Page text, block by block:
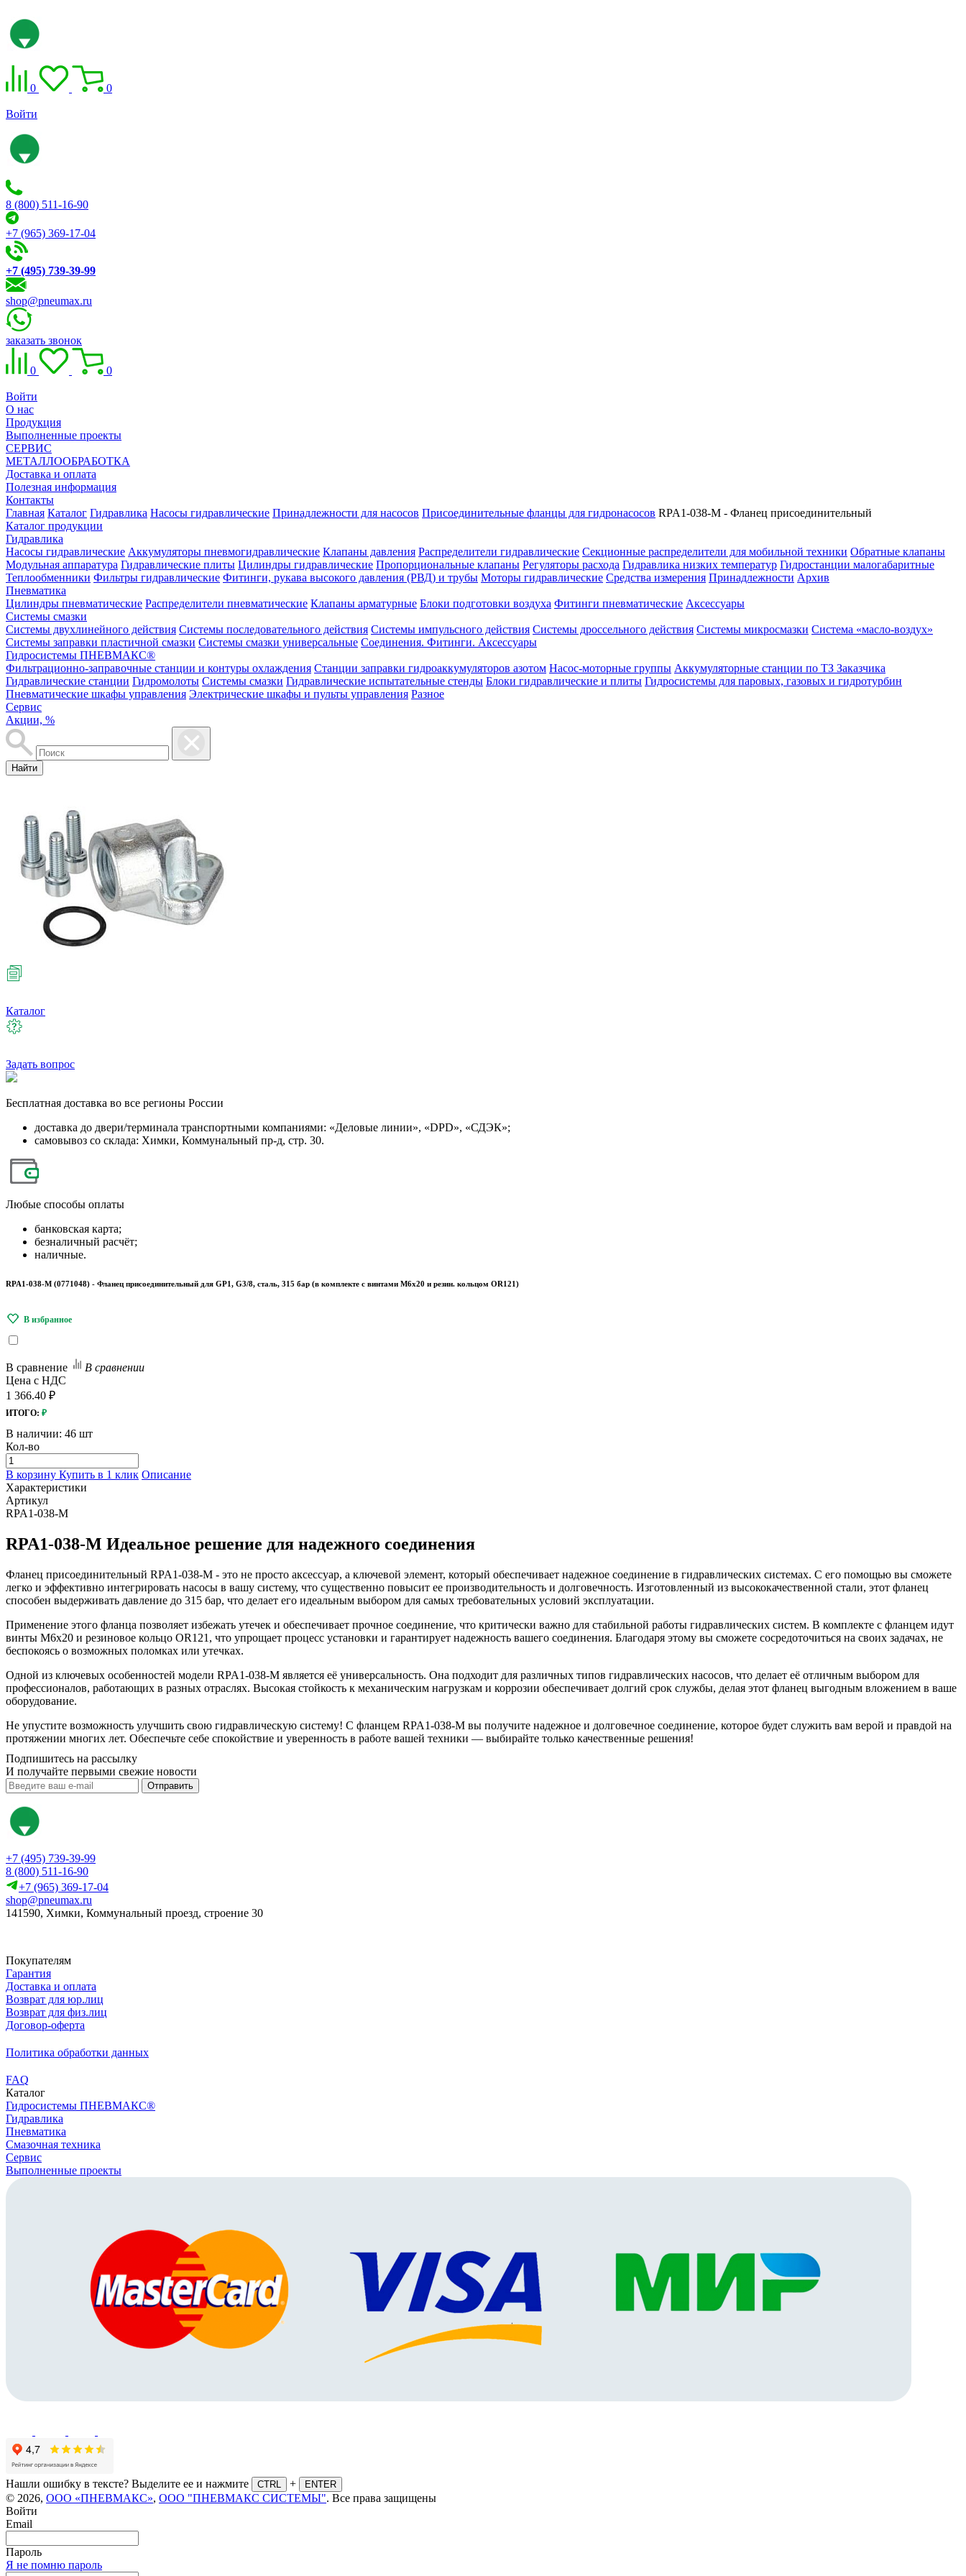
0 0
Войти
8 (800) 511-16-90
+7 (965) 369-17-04
+7 (495) 739-39-99
shop@pneumax.ru
заказать звонок
0 0
Войти
О нас
Продукция
Выполненные проекты
СЕРВИС
МЕТАЛЛООБРАБОТКА
Доставка и оплата
Полезная информация
Контакты
Главная Каталог Гидравлика Насосы гидравлические Принадлежности для насосов Присоединительные фланцы для гидронасосов RPA1-038-M - Фланец присоединительный
Каталог продукции
Гидравлика
Насосы гидравлические Аккумуляторы пневмогидравлические Клапаны давления Распределители гидравлические Секционные распределители для мобильной техники Обратные клапаны
Модульная аппаратура Гидравлические плиты Цилиндры гидравлические Пропорциональные клапаны Регуляторы расхода Гидравлика низких температур Гидростанции малогабаритные
Теплообменники Фильтры гидравлические Фитинги, рукава высокого давления (РВД) и трубы Моторы гидравлические Средства измерения Принадлежности Архив
Пневматика
Цилиндры пневматические Распределители пневматические Клапаны арматурные Блоки подготовки воздуха Фитинги пневматические Аксессуары
Системы смазки
Системы двухлинейного действия Системы последовательного действия Системы импульсного действия Системы дроссельного действия Системы микросмазки Система «масло-воздух»
Системы заправки пластичной смазки Системы смазки универсальные Соединения. Фитинги. Аксессуары
Гидросистемы ПНЕВМАКС®
Фильтрационно-заправочные станции и контуры охлаждения Станции заправки гидроаккумуляторов азотом Насос-моторные группы Аккумуляторные станции по ТЗ Заказчика
Гидравлические станции Гидромолоты Системы смазки Гидравлические испытательные стенды Блоки гидравлические и плиты Гидросистемы для паровых, газовых и гидротурбин
Пневматические шкафы управления Электрические шкафы и пульты управления Разное
Сервис
Акции, %
Найти
Каталог
Задать вопрос
Бесплатная доставка во все регионы России
доставка до двери/терминала транспортными компаниями: «Деловые линии», «DPD», «СДЭК»;
самовывоз со склада: Химки, Коммунальный пр-д, стр. 30.
Любые способы оплаты
банковская карта;
безналичный расчёт;
наличные.
RPA1-038-M (0771048) - Фланец присоединительный для GP1, G3/8, сталь, 315 бар (в комплекте с винтами М6х20 и резин. кольцом OR121)
В сравнение
В сравнении
Цена с НДС
1 366.40 ₽
ИТОГО: ₽
В наличии: 46 шт
Кол-во
В корзину Купить в 1 клик Описание
Характеристики
Артикул
RPA1-038-M
RPA1-038-M Идеальное решение для надежного соединения
Фланец присоединительный RPA1-038-M - это не просто аксессуар, а ключевой элемент, который обеспечивает надежное соединение в гидравлических системах. С его помощью вы сможете
легко и эффективно интегрировать насосы в вашу систему, что существенно повысит ее производительность и долговечность. Изготовленный из высококачественной стали, этот фланец
способен выдерживать давление до 315 бар, что делает его идеальным выбором для самых требовательных условий эксплуатации.
Применение этого фланца позволяет избежать утечек и обеспечивает прочное соединение, что критически важно для стабильной работы гидравлических систем. В комплекте с фланцем идут
винты М6х20 и резиновое кольцо OR121, что упрощает процесс установки и гарантирует надежность вашего соединения. Благодаря этому вы сможете сосредоточиться на своих задачах, не
беспокоясь о возможных поломках или утечках.
Одной из ключевых особенностей модели RPA1-038-M является её универсальность. Она подходит для различных типов гидравлических насосов, что делает её отличным выбором для
профессионалов, работающих в разных отраслях. Высокая стойкость к механическим нагрузкам и коррозии обеспечивает долгий срок службы, делая этот фланец выгодным вложением в ваше
оборудование.
Не упустите возможность улучшить свою гидравлическую систему! С фланцем RPA1-038-M вы получите надежное и долговечное соединение, которое будет служить вам верой и правдой на
протяжении многих лет. Обеспечьте себе спокойствие и уверенность в работе вашей техники — выбирайте только качественные решения!
Подпишитесь на рассылку
И получайте первыми свежие новости
Отправить
+7 (495) 739-39-99
8 (800) 511-16-90
+7 (965) 369-17-04
shop@pneumax.ru
141590, Химки, Коммунальный проезд, строение 30
Покупателям
Гарантия
Доставка и оплата
Возврат для юр.лиц
Возврат для физ.лиц
Договор-оферта
Политика обработки данных
FAQ
Каталог
Гидросистемы ПНЕВМАКС®
Гидравлика
Пневматика
Смазочная техника
Сервис
Выполненные проекты
Нашли ошибку в тексте? Выделите ее и нажмите CTRL + ENTER
© 2026, ООО «ПНЕВМАКС», ООО "ПНЕВМАКС СИСТЕМЫ". Все права защищены
Войти
Email
Пароль
Я не помню пароль